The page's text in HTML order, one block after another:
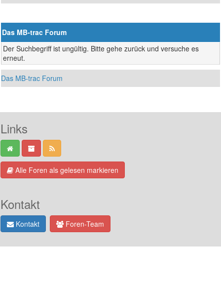
Das MB-trac Forum
Der Suchbegriff ist ungültig. Bitte gehe zurück und versuche es
erneut.
Das MB-trac Forum
Links
Alle Foren als gelesen markieren
Kontakt
Kontakt Foren-Team